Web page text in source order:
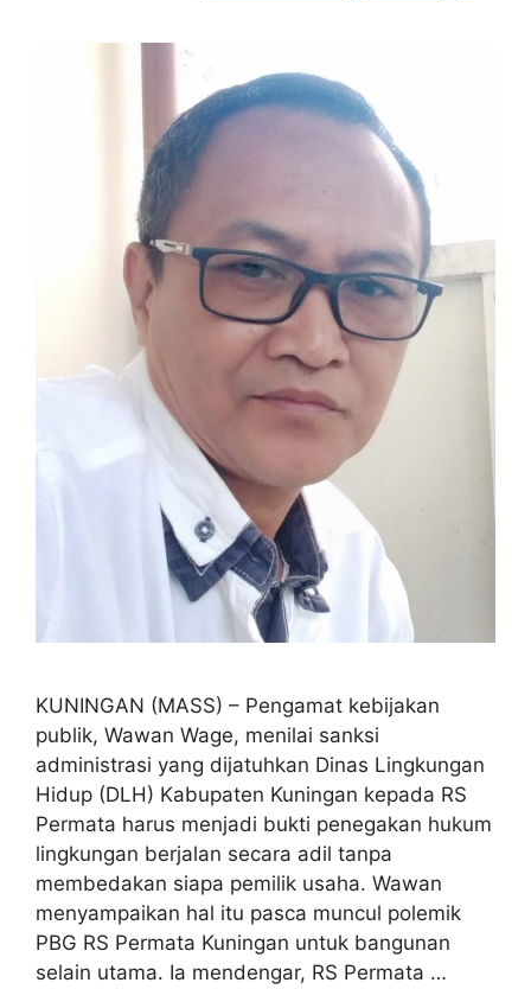
KUNINGAN (MASS) – Pengamat kebijakan
publik, Wawan Wage, menilai sanksi
administrasi yang dijatuhkan Dinas Lingkungan
Hidup (DLH) Kabupaten Kuningan kepada RS
Permata harus menjadi bukti penegakan hukum
lingkungan berjalan secara adil tanpa
membedakan siapa pemilik usaha. Wawan
menyampaikan hal itu pasca muncul polemik
PBG RS Permata Kuningan untuk bangunan
selain utama. Ia mendengar, RS Permata …